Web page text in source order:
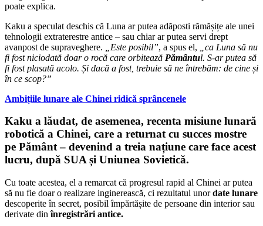
poate explica.
Kaku a speculat deschis că Luna ar putea adăposti rămășițe ale unei
tehnologii extraterestre antice – sau chiar ar putea servi drept
avanpost de supraveghere.
„Este posibil”, a spus el,
„ca Luna să nu
fi fost niciodată doar o rocă care orbitează Pământul. S-ar putea să
fi fost plasată acolo. Și dacă a fost, trebuie să ne întrebăm: de cine și
în ce scop?”
Ambițiile lunare ale Chinei ridică sprâncenele
Kaku a lăudat, de asemenea, recenta misiune lunară
robotică a Chinei, care a returnat cu succes mostre
pe Pământ – devenind a treia națiune care face acest
lucru, după SUA și Uniunea Sovietică.
Cu toate acestea, el a remarcat că progresul rapid al Chinei ar putea
să nu fie doar o realizare inginerească, ci rezultatul unordate lunare
descoperite în secret, posibil împărtășite de persoane din interior sau
derivate dinînregistrări antice.